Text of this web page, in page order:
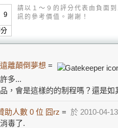
9
請以１～９的評分代表由負面
訊的參考價值。謝謝！
遠離顛倒夢想 =
多...
，會是這樣的的制程嗎？還是
助人數 0 位 囧rz = 於 2010-04-
毒了.